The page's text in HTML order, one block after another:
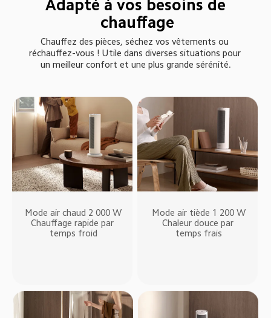
Adapté à vos besoins de
chauffage
Chauffez des pièces, séchez vos vêtements ou
réchauffez-vous ! Utile dans diverses situations pour
un meilleur confort et une plus grande sérénité.
Mode air chaud 2 000 W
Chauffage rapide par
temps froid
Mode air tiède 1 200 W
Chaleur douce par
temps frais